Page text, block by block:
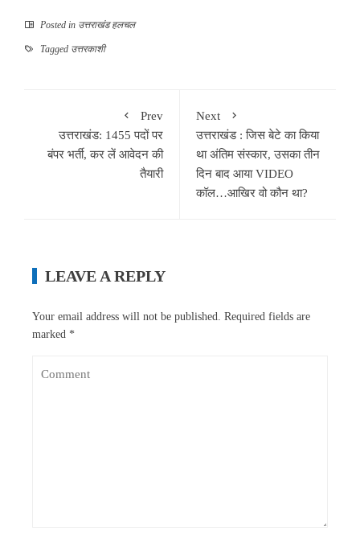
Posted in उत्तराखंड हलचल
Tagged उत्तरकाशी
Prev
उत्तराखंड: 1455 पदों पर
बंपर भर्ती, कर लें आवेदन की
तैयारी
Next
उत्तराखंड : जिस बेटे का किया
था अंतिम संस्कार, उसका तीन
दिन बाद आया VIDEO
कॉल…आखिर वो कौन था?
LEAVE A REPLY
Your email address will not be published.
Required fields are
marked *